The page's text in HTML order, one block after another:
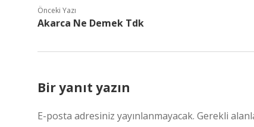
Önceki Yazı
Akarca Ne Demek Tdk
Bir yanıt yazın
E-posta adresiniz yayınlanmayacak. Gerekli